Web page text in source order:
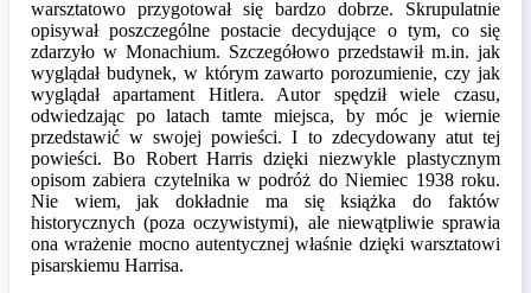
warsztatowo przygotował się bardzo dobrze. Skrupulatnie
opisywał poszczególne postacie decydujące o tym, co się
zdarzyło w Monachium. Szczegółowo przedstawił m.in. jak
wyglądał budynek, w którym zawarto porozumienie, czy jak
wyglądał apartament Hitlera. Autor spędził wiele czasu,
odwiedzając po latach tamte miejsca, by móc je wiernie
przedstawić w swojej powieści. I to zdecydowany atut tej
powieści. Bo Robert Harris dzięki niezwykle plastycznym
opisom zabiera czytelnika w podróż do Niemiec 1938 roku.
Nie wiem, jak dokładnie ma się książka do faktów
historycznych (poza oczywistymi), ale niewątpliwie sprawia
ona wrażenie mocno autentycznej właśnie dzięki warsztatowi
pisarskiemu Harrisa.